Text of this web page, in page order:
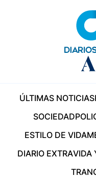
ÚLTIMAS NOTICIAS
SOCIEDAD
ESTILO DE VIDA
DIARIO EXTRAVIDA